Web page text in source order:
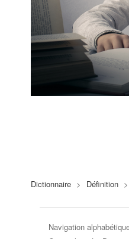
Dictionnaire > Définition >
Navigation